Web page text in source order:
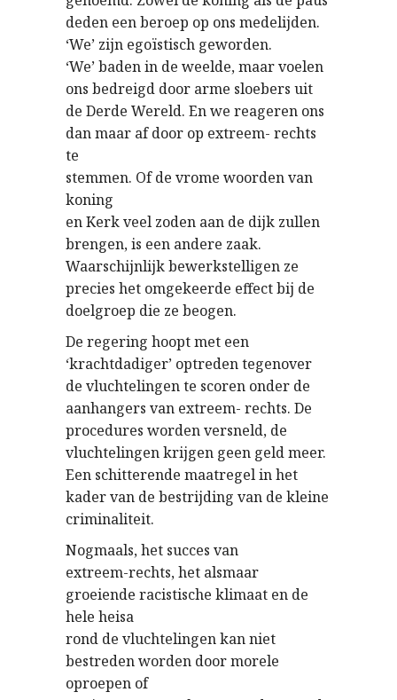
deden een beroep op ons medelijden.
‘We’ zijn egoïstisch geworden.
‘We’ baden in de weelde, maar voelen
ons bedreigd door arme sloebers uit
de Derde Wereld. En we reageren ons
dan maar af door op extreem- rechts
te
stemmen. Of de vrome woorden van
koning
en Kerk veel zoden aan de dijk zullen
brengen, is een andere zaak.
Waarschijnlijk bewerkstelligen ze
precies het omgekeerde effect bij de
doelgroep die ze beogen.
De regering hoopt met een
‘krachtdadiger’ optreden tegenover
de vluchtelingen te scoren onder de
aanhangers van extreem- rechts. De
procedures worden versneld, de
vluchtelingen krijgen geen geld meer.
Een schitterende maatregel in het
kader van de bestrijding van de kleine
criminaliteit.
Nogmaals, het succes van
extreem-rechts, het alsmaar
groeiende racistische klimaat en de
hele heisa
rond de vluchtelingen kan niet
bestreden worden door morele
oproepen of